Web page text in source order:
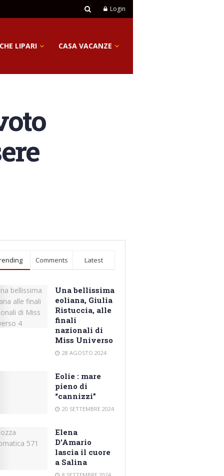
Login
LIPARI CASA VACANZE
Comments Latest
Una bellissima
eoliana, Giulia
Ristuccia, alle
finali
nazionali di
Miss Universo
28 AGOSTO 2024
Eolie : mare
pieno di
“cannizzi”
20 SETTEMBRE 2024
Elena
D’Amario
lascia il cuore
a Salina